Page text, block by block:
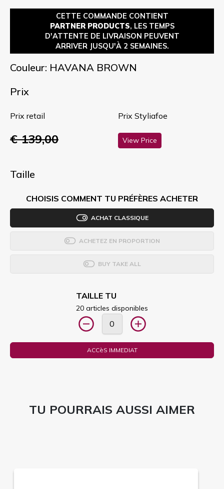
CETTE COMMANDE CONTIENT
PARTNER PRODUCTS, LES TEMPS
D'ATTENTE DE LIVRAISON PEUVENT
ARRIVER JUSQU'À 2 SEMAINES.
Couleur: HAVANA BROWN
Prix
Prix retail
€ 139,00
Prix Styliafoe
View Price
Taille
CHOISIS COMMENT TU PRÉFÈRES ACHETER
ACHAT CLASSIQUE
ACHETEZ EN PROPORTION
BUY TAKE ALL
TAILLE TU
20 articles disponibles
ACCèS IMMEDIAT
TU POURRAIS AUSSI AIMER